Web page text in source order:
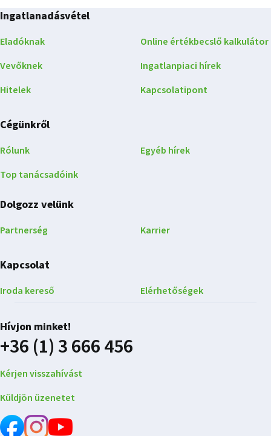
Ingatlanadásvétel
Eladóknak
Vevőknek
Hitelek
Online értékbecslő kalkulátor
Ingatlanpiaci hírek
Kapcsolatipont
Cégünkről
Rólunk
Top tanácsadóink
Egyéb hírek
Dolgozz velünk
Partnerség Karrier
Kapcsolat
Iroda kereső Elérhetőségek
Hívjon minket!
+36 (1) 3 666 456
Kérjen visszahívást
Küldjön üzenetet